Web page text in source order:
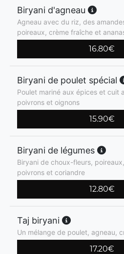
Biryani d'agneau
Agneau avec du riz, des
poireaux, crème fraîche et
16.80€
Biryani de poulet spécial
Poulet mariné aux épices et cuit
poivrons et oignons
15.90€
Biryani de légumes
Biryani de choux-fleurs,
poivrons et coriandre
12.80€
Taj biryani
Un mélange de poulet, agneau,
17.20€